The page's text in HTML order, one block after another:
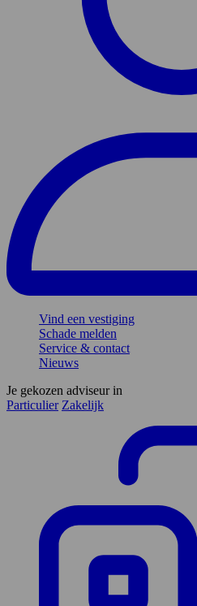
Vind een vestiging
Schade melden
Service & contact
Nieuws
Je gekozen adviseur in
Particulier Zakelijk